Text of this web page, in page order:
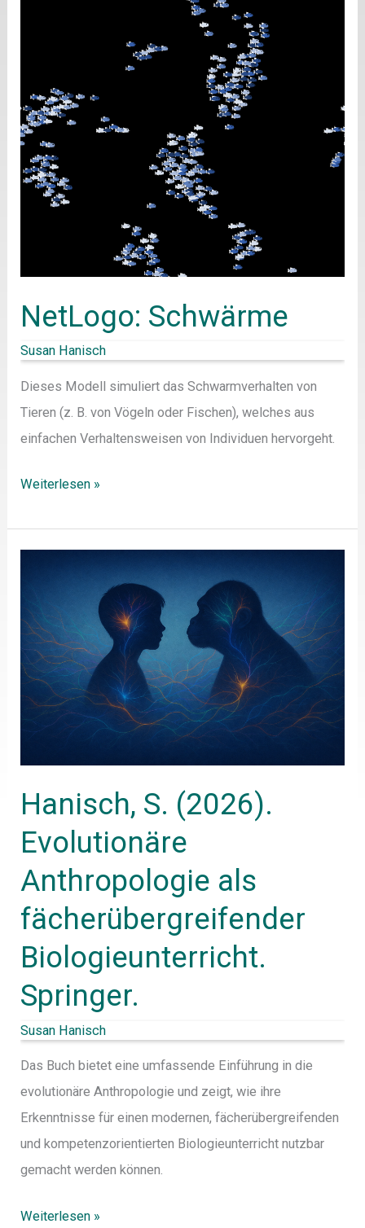
NetLogo: Schwärme
Susan Hanisch
Dieses Modell simuliert das Schwarmverhalten von
Tieren (z. B. von Vögeln oder Fischen), welches aus
einfachen Verhaltensweisen von Individuen hervorgeht.
Weiterlesen »
Hanisch, S. (2026).
Evolutionäre
Anthropologie als
fächerübergreifender
Biologieunterricht.
Springer.
Susan Hanisch
Das Buch bietet eine umfassende Einführung in die
evolutionäre Anthropologie und zeigt, wie ihre
Erkenntnisse für einen modernen, fächerübergreifenden
und kompetenzorientierten Biologieunterricht nutzbar
gemacht werden können.
(2026).
Evolutionäre
Anthropologie
fächerübergreifender
Springer.
Weiterlesen »